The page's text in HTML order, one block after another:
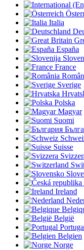
Italia
España
France
Sverige
Polska
Magyar
Suomi
Suisse
Ireland
België
Belgien
Norge